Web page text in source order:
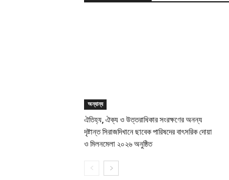
অন্যান্য
ঐতিহ্য, ঐক্য ও উত্তরাধিকার সংরক্ষণের অনন্য
দৃষ্টান্ত সিরাজদিখানে ছাবেক পারিষদের বাৎসরিক দোয়া
ও মিলনমেলা ২০২৬ অনুষ্ঠিত